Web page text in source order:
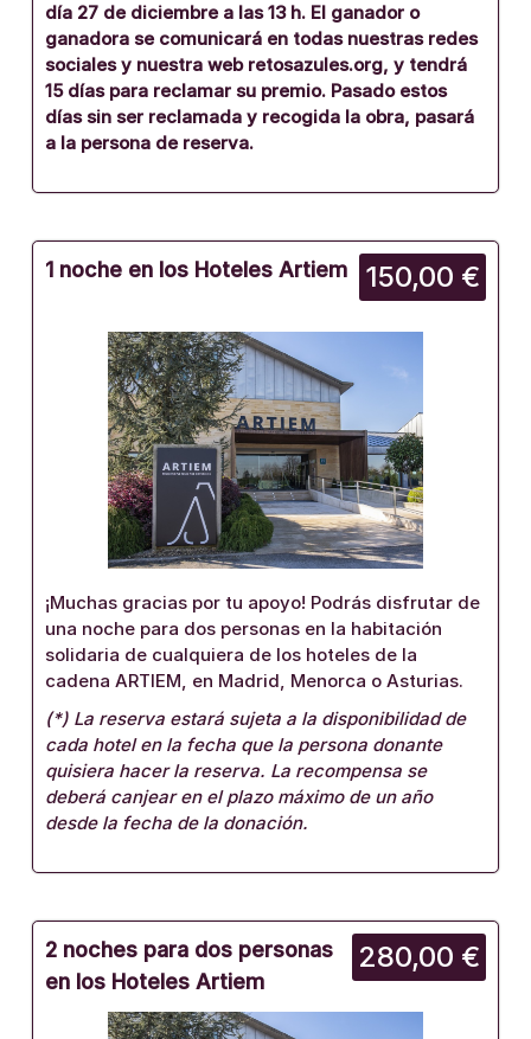
día 27 de diciembre a las 13 h. El ganador o
ganadora se comunicará en todas nuestras redes
sociales y nuestra web retosazules.org, y tendrá
15 días para reclamar su premio. Pasado estos
días sin ser reclamada y recogida la obra, pasará
a la persona de reserva.
150,00 €
1 noche en los Hoteles Artiem
¡Muchas gracias por tu apoyo! Podrás disfrutar de
una noche para dos personas en la habitación
solidaria de cualquiera de los hoteles de la
cadena ARTIEM, en Madrid, Menorca o Asturias.
(*) La reserva estará sujeta a la disponibilidad de
cada hotel en la fecha que la persona donante
quisiera hacer la reserva. La recompensa se
deberá canjear en el plazo máximo de un año
desde la fecha de la donación.
280,00 €
2 noches para dos personas
en los Hoteles Artiem